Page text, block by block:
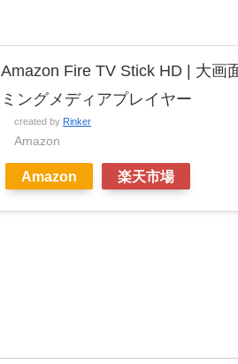
Amazon Fire TV Stick HD | 大画
ミングメディアプレイヤー
created by Rinker
Amazon
Amazon 楽天市場